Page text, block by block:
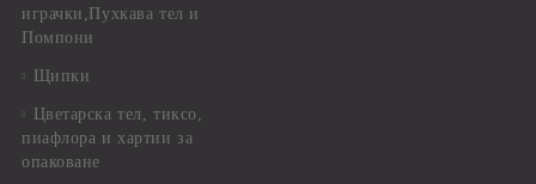
играчки,Пухкава тел и
Помпони
Щипки
Цветарска тел, тиксо,
пиафлора и хартии за
опаковане